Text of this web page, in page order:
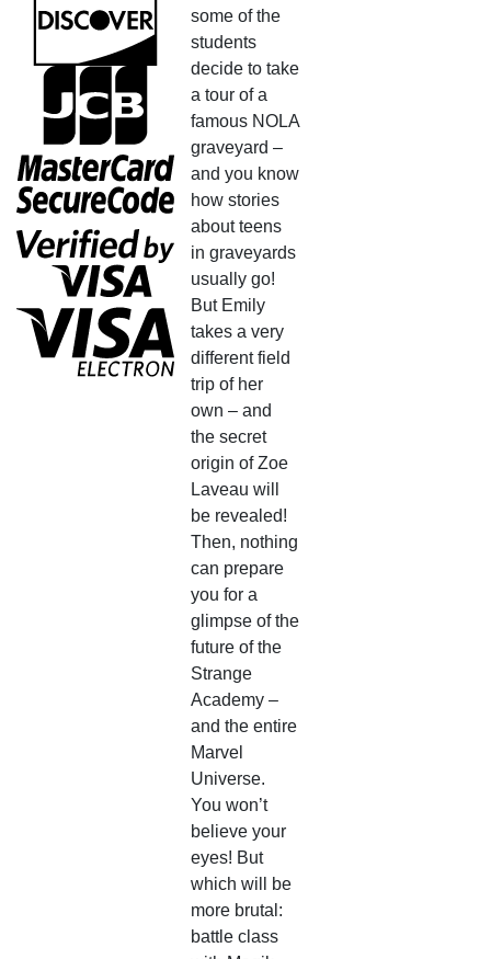
some of the
students
decide to take
a tour of a
famous NOLA
graveyard –
and you know
how stories
about teens
in graveyards
usually go!
But Emily
takes a very
different field
trip of her
own – and
the secret
origin of Zoe
Laveau will
be revealed!
Then, nothing
can prepare
you for a
glimpse of the
future of the
Strange
Academy –
and the entire
Marvel
Universe.
You won’t
believe your
eyes! But
which will be
more brutal:
battle class